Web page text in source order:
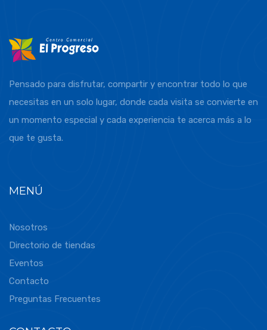
Pensado para disfrutar, compartir y encontrar todo lo que
necesitas en un solo lugar, donde cada visita se convierte en
un momento especial y cada experiencia te acerca más a lo
que te gusta.
MENÚ
Nosotros
Directorio de tiendas
Eventos
Contacto
Preguntas Frecuentes